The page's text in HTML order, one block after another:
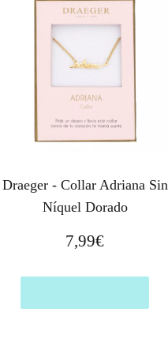
Draeger - Collar Adriana Sin
Níquel Dorado
7,99€